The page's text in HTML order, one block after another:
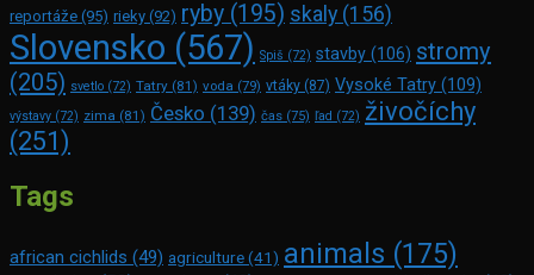
reportáže (95) rieky (92) ryby (195) skaly (156)
Slovensko (567) Spiš (72) stavby (106) stromy
(205) svetlo (72) Tatry (81) voda (79) vtáky (87) Vysoké Tatry (109)
výstavy (72) zima (81) Česko (139) čas (75) ľad (72) živočíchy
(251)
Tags
african cichlids (49) agriculture(41) animals (175)